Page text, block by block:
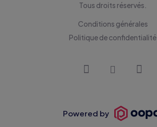
Tous droits réservés.
Conditions générales
Politique de confidentialité
Powered by